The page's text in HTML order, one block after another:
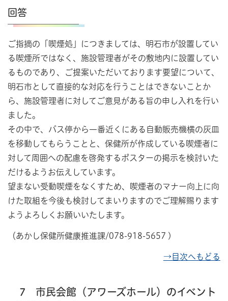
回答
ご指摘の「喫煙処」につきましては、明石市が設置してい
る喫煙所ではなく、施設管理者がその敷地内に設置してい
るものであり、ご提案いただいております要望について、
明石市として直接的な対応を行うことはできないことか
ら、施設管理者に対してご意見がある旨の申し入れを行い
ました。
その中で、バス停から一番近くにある自動販売機横の灰皿
を移動してもらうことと、保健所が作成している喫煙者に
対して周囲への配慮を啓発するポスターの掲示を検討いた
だけるようお伝えしています。
望まない受動喫煙をなくすため、喫煙者のマナー向上に向
けた取組を今後も検討してまいりますのでご理解賜ります
ようよろしくお願いいたします。
（あかし保健所健康推進課/078-918-5657 )
→目次へもどる
7 市民会館（アワーズホール）のイベント